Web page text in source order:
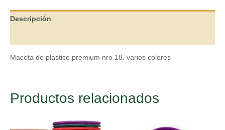
Descripción
Maceta de plastico premium nro 18. varios colores
Productos relacionados